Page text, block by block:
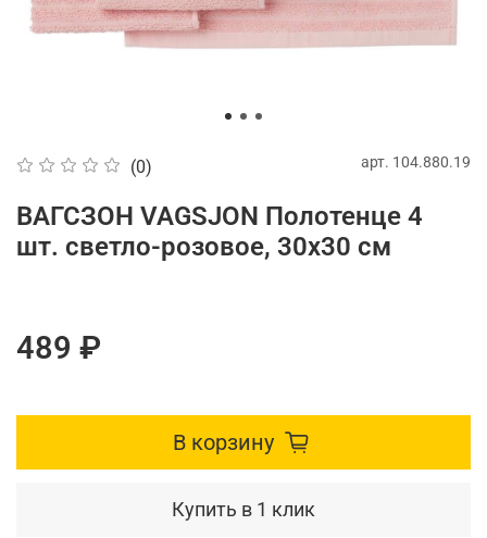
(0) арт. 104.880.19
ВАГСЗОН VAGSJON Полотенце 4
шт. светло-розовое, 30x30 см
489 ₽
В корзину
Купить в 1 клик